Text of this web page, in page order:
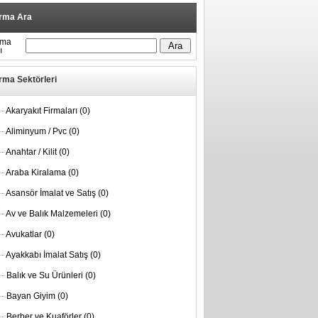
Ara
Sektörleri
Akaryakıt Firmaları (0)
Aliminyum / Pvc (0)
Anahtar / Kilit(0)
Araba Kiralama (0)
Asansör İmalat ve Satış (0)
Av ve Balık Malzemeleri (0)
Avukatlar (0)
Ayakkabı İmalat Satış (0)
Balık ve Su Ürünleri (0)
Bayan Giyim (0)